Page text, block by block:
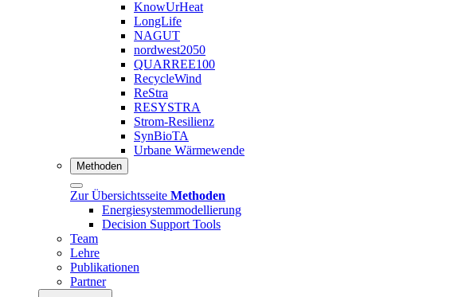
KnowUrHeat
LongLife
NAGUT
nordwest2050
QUARREE100
RecycleWind
ReStra
RESYSTRA
Strom-Resilienz
SynBioTA
Urbane Wärmewende
Methoden
Zur Übersichtsseite Methoden
Energiesystemmodellierung
Decision Support Tools
Team
Lehre
Publikationen
Partner